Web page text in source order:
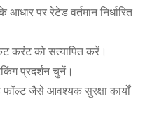
पर रेटेड वर्तमान निर्धारित
करंट को सत्यापित करें।
प्रदर्शन चुनें।
जैसे आवश्यक सुरक्षा कार्यों